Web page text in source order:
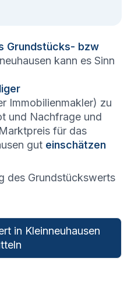
Grundstücks- bzw
kann es Sinn
Immobilienmakler) zu
und Nachfrage und
für das
gut einschätzen
des Grundstückswerts
in Kleinneuhausen